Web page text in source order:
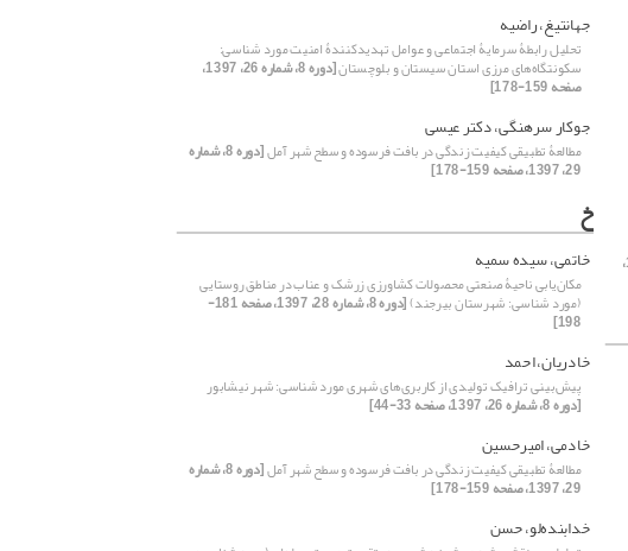
[دوره 8، شماره 28، 1397،
جهانتیغ، راضیه
تحلیل رابطۀ سرمایۀ اجتماعی و عوامل تهدید‌کنندۀ امنیت مورد شناسی:
سکونتگاه‌‌های مرزی استان سیستان و بلوچستان [دوره 8، شماره 26، 1397،
صفحه 159-178]
جوکار سرهنگی، دکتر عیسی
مطالعۀ تطبیقی کیفیت زندگی در بافت فرسوده و سطح شهر آمل [دوره 8، شماره
29، 1397، صفحه 159-178]
خ
خاتمی، سیده سمیه
مکان‌‌یابی ناحیۀ صنعتی محصولات کشاورزی زرشک و عناب در مناطق روستایی
(مورد شناسی: شهرستان بیرجند) [دوره 8، شماره 28، 1397، صفحه 181-
198]
خادریان، احمد
پیش‌‌بینی ترافیک تولیدی از کاربری‌‌های شهری مورد شناسی: شهر نیشابور
[دوره 8، شماره 26، 1397، صفحه 33-44]
خادمی، امیرحسین
مطالعۀ تطبیقی کیفیت زندگی در بافت فرسوده و سطح شهر آمل [دوره 8، شماره
29، 1397، صفحه 159-178]
خدابنده‌‌لو، حسن